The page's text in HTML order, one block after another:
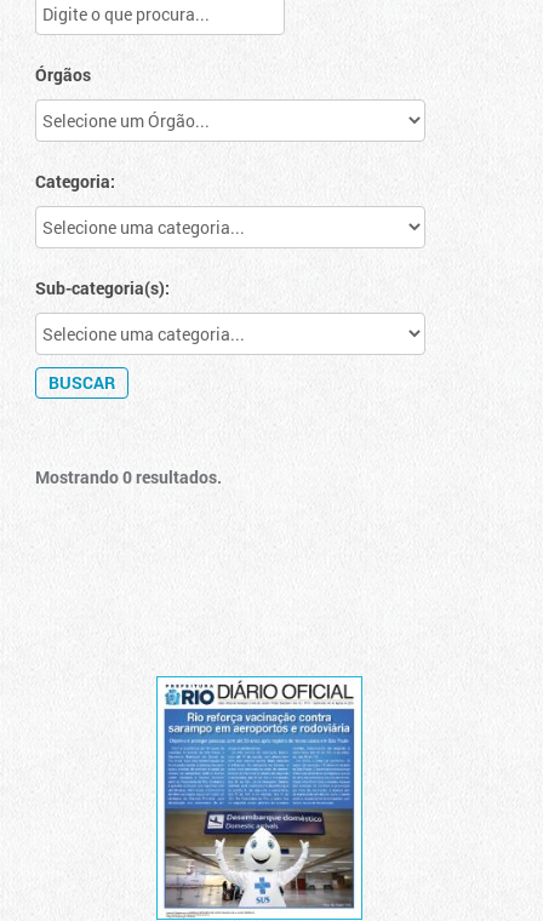
Órgãos
Categoria:
Sub-categoria(s):
Mostrando 0 resultados.